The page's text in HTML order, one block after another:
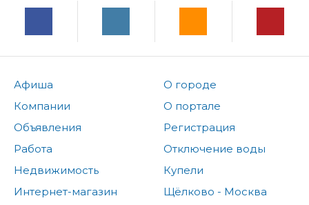
Афиша
Компании
Объявления
Работа
Недвижимость
Интернет-магазин
О городе
О портале
Регистрация
Отключение воды
Купели
Щёлково - Москва